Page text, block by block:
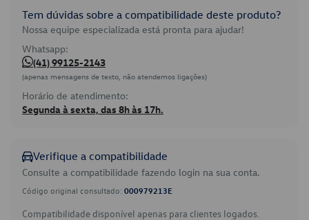
Tem dúvidas sobre a compatibilidade deste produto?
Nossa equipe especializada está pronta para ajudar!
Whatsapp:
(41) 99125-2143
(apenas mensagens de texto, não atendemos ligações)
Horário de atendimento:
Segunda à sexta, das 8h às 17h.
Verifique a compatibilidade
Consulte a compatibilidade fazendo login na sua conta.
Código original consultado: 000979213E
Compatibilidade disponível apenas para clientes logados.